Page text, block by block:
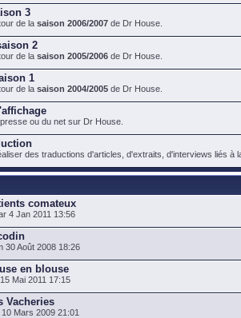
3
de la saison 2006/2007 de Dr House.
2
de la saison 2005/2006 de Dr House.
1
de la saison 2004/2005 de Dr House.
ou du net sur Dr House.
des traductions d'articles, d'extraits, d'interviews liés à
comateux
4 Jan 2011 13:56
30 Août 2008 18:26
en blouse
Mai 2011 17:15
Vacheries
Mars 2009 21:01